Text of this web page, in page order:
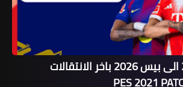
تحويل بيس 2021 الى بيس 2026 باخر الانتقالات